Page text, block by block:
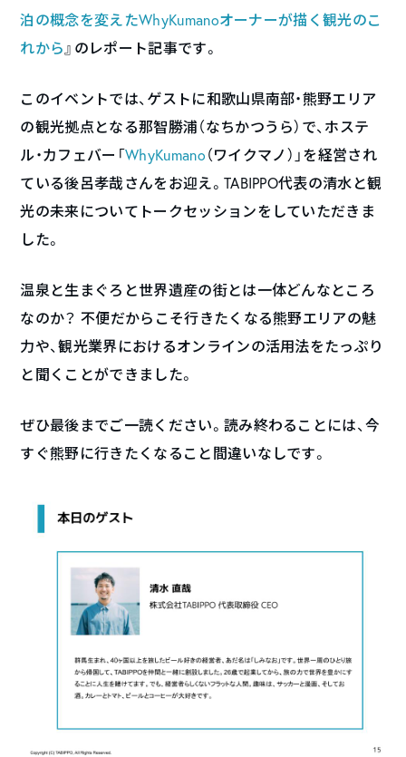
泊の概念を変えたWhyKumanoオーナーが描く観光のこ
れから 』のレポート記事です。
このイベントでは、ゲストに和歌山県南部・熊野エリア
の観光拠点となる那智勝浦（なちかつうら）で、ホステ
ル・カフェバー「WhyKumano（ワイクマノ）」を経営され
ている後呂孝哉さんをお迎え。TABIPPO代表の清水と観
光の未来についてトークセッションをしていただきま
した。
温泉と生まぐろと世界遺産の街とは一体どんなところ
なのか？ 不便だからこそ行きたくなる熊野エリアの魅
力や、観光業界におけるオンラインの活用法をたっぷり
と聞くことができました。
ぜひ最後までご一読ください。読み終わることには、今
すぐ熊野に行きたくなること間違いなしです。